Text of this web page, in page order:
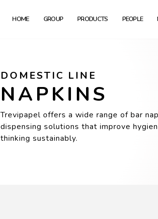
HOME GROUP PRODUCTS PEOPLE
DOMESTIC LINE
NAPKINS
Trevipapel offers a wide range of bar
dispensing solutions that improve
thinking sustainably.